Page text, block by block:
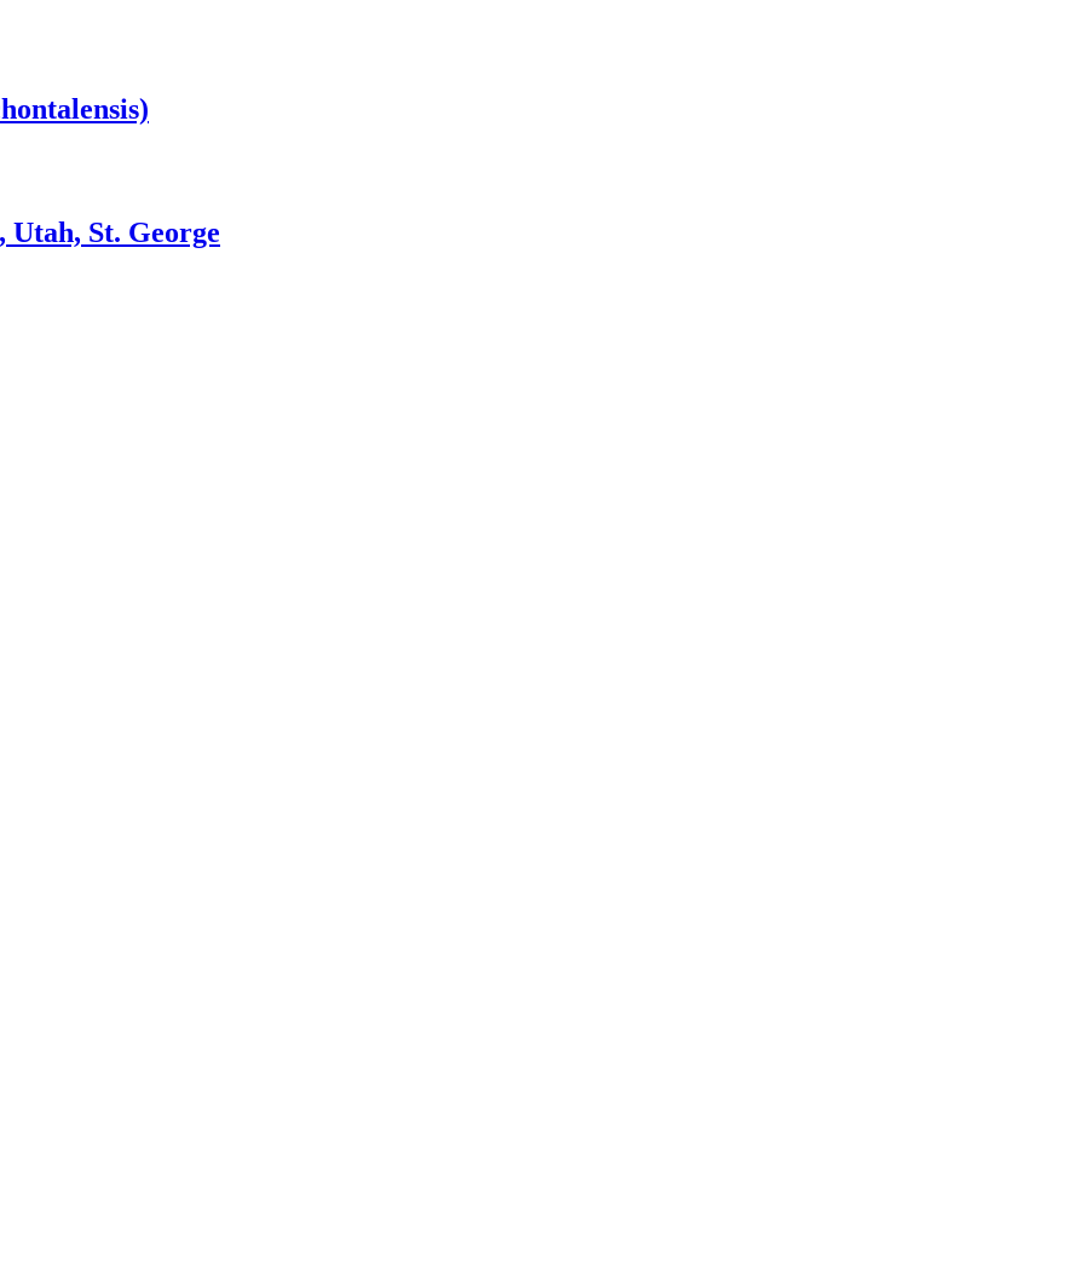
St. George